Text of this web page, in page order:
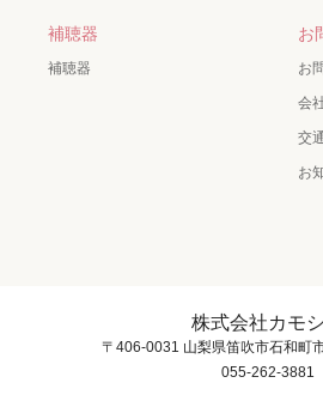
補聴器
補聴器
お
お
会
交
お
株式会社カモ
〒406-0031 山梨県笛吹市石和町
055-262-3881